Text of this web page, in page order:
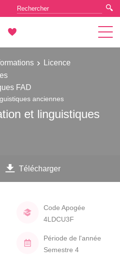
Licence
FAD
anciennes
et linguistiques
Télécharger
Code Apogée
4LDCU3F
Période de l'année
Semestre 4